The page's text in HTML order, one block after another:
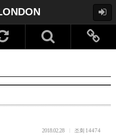
조회 14474
2018.02.28